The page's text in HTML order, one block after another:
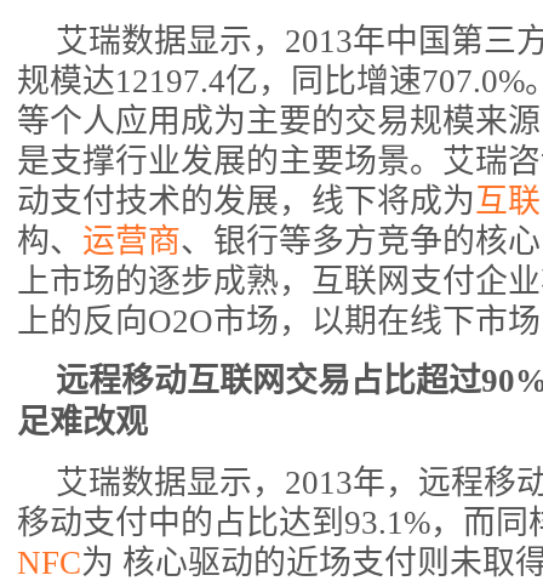
艾瑞数据显示，2013年中国第三
规模达12197.4亿，同比增速
等个人应用成为主要的交易规模来
是支撑行业发展的主要场景。艾瑞
动支付技术的发展，线下将成为互
构、 运营商、银行等多方竞争的核
上市场的逐步成熟，互联网支付企
上的反向O2O市场，以期在线下市
远程移动互联网交易占比超过
足难改观
艾瑞数据显示，2013年，远程移
移动支付中的占比达到93.1%，而
NFC为 核心驱动的近场支付则未取